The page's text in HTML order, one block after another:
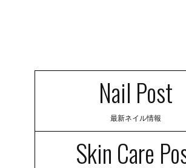
Nail Post
最新ネイル情報
Skin Care